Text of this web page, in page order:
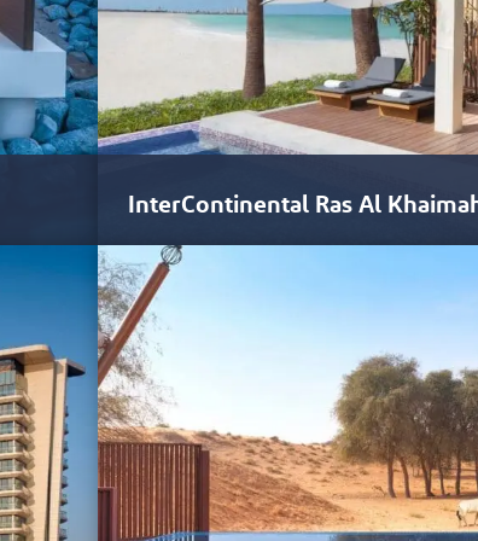
47
denen
InterContinental Ras Al
Das eben erst eröffnete Intercontinental Ras Al
erste Luxushotel…